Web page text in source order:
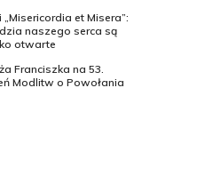
et Misera”:
naszego serca są
otwarte
Franciszka na 53.
Modlitw o Powołania